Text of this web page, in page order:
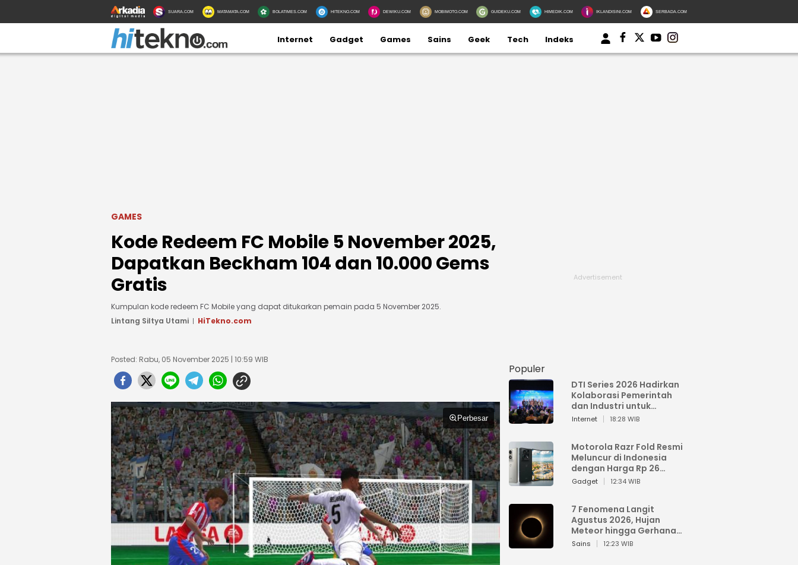
SUARA.COM MATAMATA.COM BOLATIMES.COM HITEKNO.COM DEWIKU.COM MOBIMOTO.COM GUIDEKU.COM HIMEDIK.COM IKLANDISINI.COM SERBADA.COM
Internet Gadget Games Sains Geek Tech Indeks
GAMES
Kode Redeem FC Mobile 5 November 2025,
Dapatkan Beckham 104 dan 10.000 Gems
Gratis
Kumpulan kode redeem FC Mobile yang dapat ditukarkan pemain pada 5 November 2025.
Lintang Siltya Utami
HiTekno.com
Posted: Rabu, 05 November 2025 | 10:59 WIB
Perbesar
Populer
DTI Series 2026 Hadirkan
Kolaborasi Pemerintah
dan Industri untuk
Percepatan
Internet 18:28 WIB
Motorola Razr Fold Resmi
Meluncur di Indonesia
dengan Harga Rp 26
Jutaan
Gadget 12:34 WIB
7 Fenomena Langit
Agustus 2026, Hujan
Meteor hingga Gerhana
Matahari
Sains 12:23 WIB